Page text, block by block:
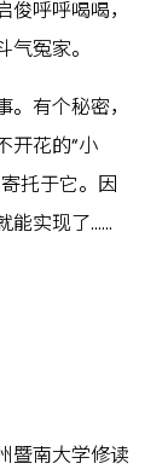
呼呼喝喝，
冤家。
有个秘密，
开花的“小
托于它。因
能实现了……
暨南大学修读